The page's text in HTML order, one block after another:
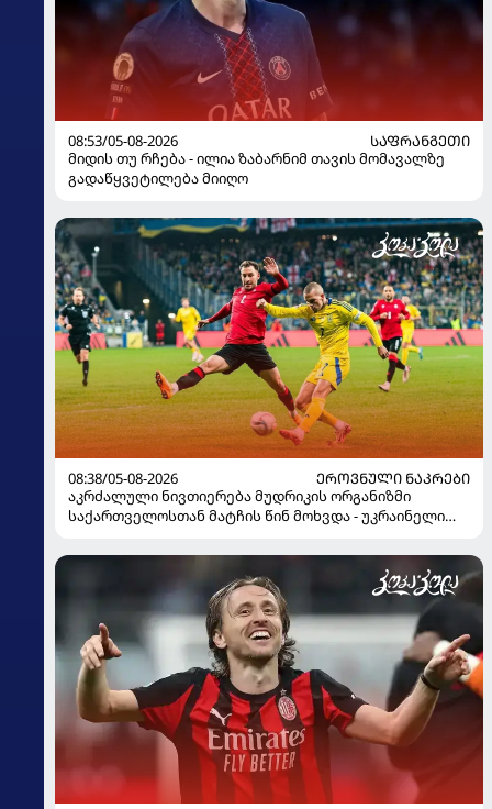
08:53/05-08-2026
ᲡᲐᲤᲠᲐᲜᲒᲔᲗᲘ
მიდის თუ რჩება - ილია ზაბარნიმ თავის მომავალზე
გადაწყვეტილება მიიღო
08:38/05-08-2026
ᲔᲠᲝᲕᲜᲣᲚᲘ ᲜᲐᲙᲠᲔᲑᲘ
აკრძალული ნივთიერება მუდრიკის ორგანიზმი
საქართველოსთან მატჩის წინ მოხვდა - უკრაინელი
ინფორმაციას ავრცელებს